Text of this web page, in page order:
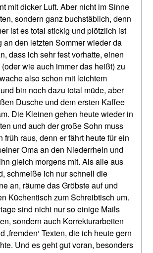
mit dicker Luft. Aber nicht im Sinne
sondern ganz buchstäblich, denn
ist es total stickig und plötzlich ist
an den letzten Sommer wieder da
dass ich sehr fest vorhatte, einen
wie auch immer das heißt) zu
also schon mit leichtem
bin noch dazu total müde, aber
Dusche und dem ersten Kaffee
Die Kleinen gehen heute wieder in
und auch der große Sohn muss
früh raus, denn er fährt heute für ein
Oma an den Niederrhein und
gleich morgens mit. Als alle aus
schmeiße ich nur schnell die
an, räume das Gröbste auf und
Küchentisch zum Schreibtisch um.
sind nicht nur so einige Mails
sondern auch Korrekturarbeiten
‚fremden‘ Texten, die ich heute gern
Und es geht gut voran, besonders